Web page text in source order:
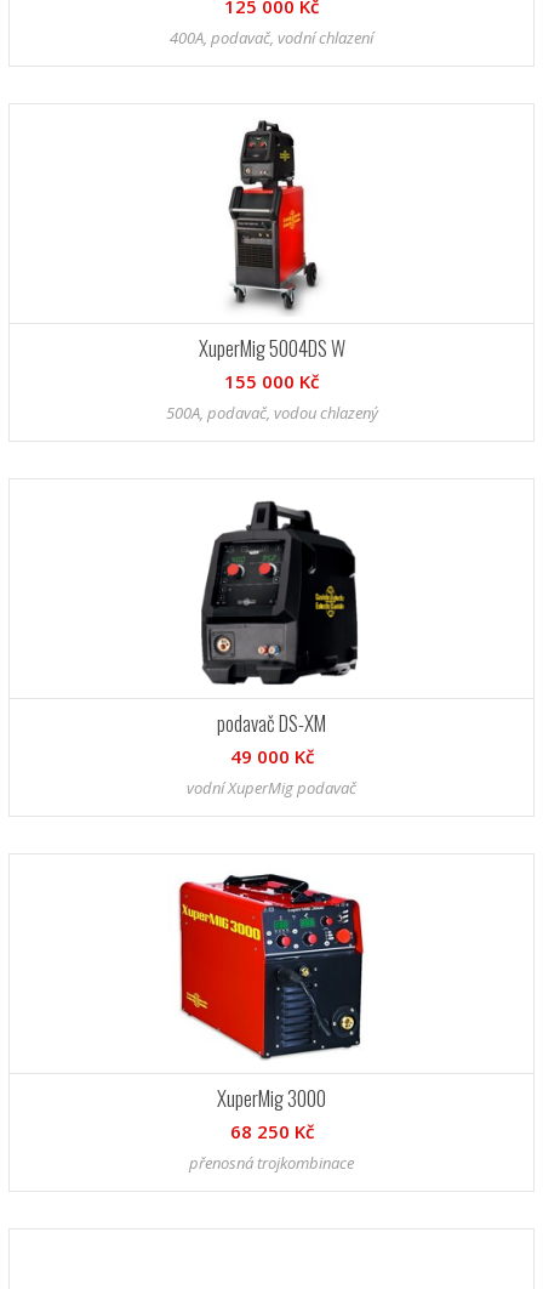
125 000 Kč
400A, podavač, vodní chlazení
XuperMig 5004DS W
155 000 Kč
500A, podavač, vodou chlazený
podavač DS-XM
49 000 Kč
vodní XuperMig podavač
XuperMig 3000
68 250 Kč
přenosná trojkombinace